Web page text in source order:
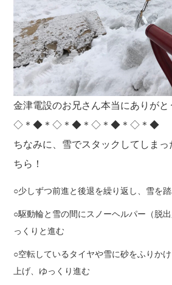
金津電設のお兄さん本当にありがと
◇＊◆＊◇＊◆＊◇＊◆＊◇＊◆
ちなみに、雪でスタックしてしまっ
ちら！
少しずつ前進と後退を繰り返し、雪を
駆動輪と雪の間にスノーヘルパー（脱
っくりと進む
空転しているタイヤや雪に砂をふりか
上げ、ゆっくり進む